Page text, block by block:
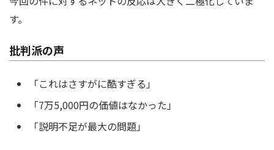
す。
批判派の声
「これはさすがに酷すぎる」
「7万5,000円の価値はなかった」
「説明不足が最大の問題」